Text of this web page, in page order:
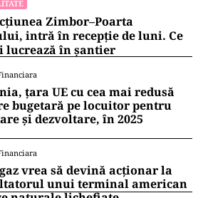
dosar penal sub aspectul
de evaziune fiscală.
la curent cu toate știrile? Urmărește
canalul de WhatsApp
refuză un nou mandat de
„Mulțam fain, alții la rând!”